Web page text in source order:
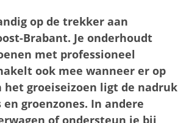
op de trekker aan
Brabant. Je onderhoudt
met professioneel
ook mee wanneer er op
groeiseizoen ligt de nadruk
groenzones. In andere
of ondersteun je bij